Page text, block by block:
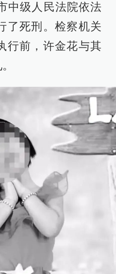
中级人民法院依法
了死刑。检察机关
行前，许金花与其